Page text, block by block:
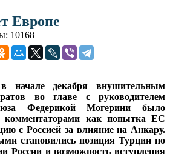
Европе
10168
начале декабря внушительным
во главе с руководителем
Федерикой Могерини было
комментаторами как попытка ЕС
с Россией за влияние на Анкару.
становились позиция Турции по
России и возможность вступления